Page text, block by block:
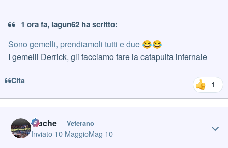
1 ora fa, Iagun62 ha scritto:
Sono gemelli, prendiamoli tutti e due 😂😂
I gemelli Derrick, gli facciamo fare la catapulta infernale
Cita 1
mache Veterano
Inviato 10 MaggioMag 10